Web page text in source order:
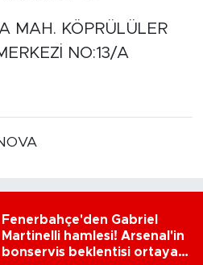
MAH. KÖPRÜLÜLER
NO:13/A
Fenerbahçe'den Gabriel
Martinelli hamlesi! Arsenal'in
bonservis beklentisi ortaya